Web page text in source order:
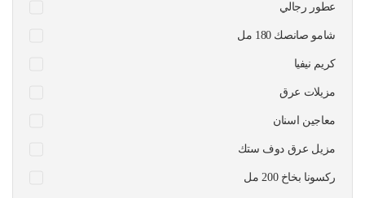
عطور رجالي
شامو صانصك 180 مل
كريم نيفيا
مزيلات عرق
معاجين اسنان
مزيل عرق دوف ستك
ركسونا بخاخ 200 مل